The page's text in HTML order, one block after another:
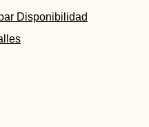
Disponibilidad